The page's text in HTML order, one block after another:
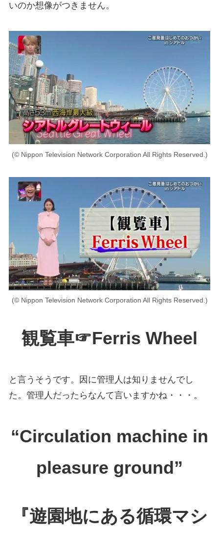
いのか想像がつきません。
(© Nippon Television Network Corporation All Rights Reserved.)
(© Nippon Television Network Corporation All Rights Reserved.)
観覧車☞Ferris Wheel
と言うそうです。因に管理人は知りませんでし
た。管理人だったらなんて言いますかね・・・。
“Circulation machine in
pleasure ground”
『遊園地にある循環マシ